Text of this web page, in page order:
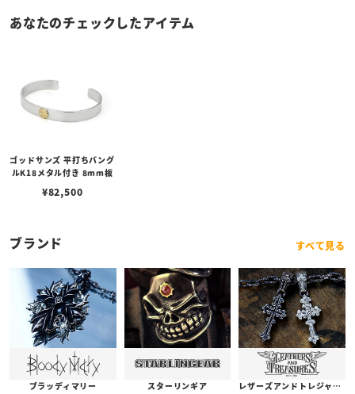
あなたのチェックしたアイテム
ゴッドサンズ 平打ちバング
ルK18メタル付き 8mm板
¥82,500
ブランド すべて見る
ブラッディマリー スターリンギア レザーズアンドトレジャーズ